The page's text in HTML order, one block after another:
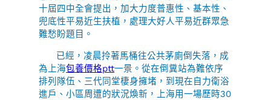
十屆四中全會提出，加大力度普惠性、基本性、
兜底性平易近生扶植，處理大好人平易近群眾急
難愁盼題目。
已經，凌晨拎著馬桶往公共茅廁倒失落，成
為上海包養價格ptt一景。從在倒糞站為難依序
排列隊伍、三代同堂棲身擁堵，到現在自力衛浴
進戶、小區周遭的狀況煥新，上海用一場歷時30